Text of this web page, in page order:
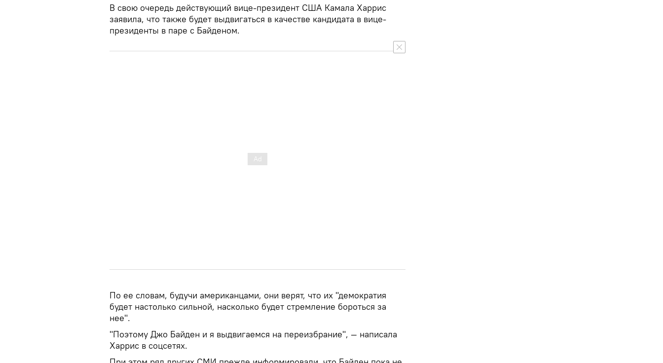
В свою очередь действующий вице-президент США Камала Харрис
заявила, что также будет выдвигаться в качестве кандидата в вице-
президенты в паре с Байденом.
По ее словам, будучи американцами, они верят, что их "демократия
будет настолько сильной, насколько будет стремление бороться за
нее".
"Поэтому Джо Байден и я выдвигаемся на переизбрание", — написала
Харрис в соцсетях.